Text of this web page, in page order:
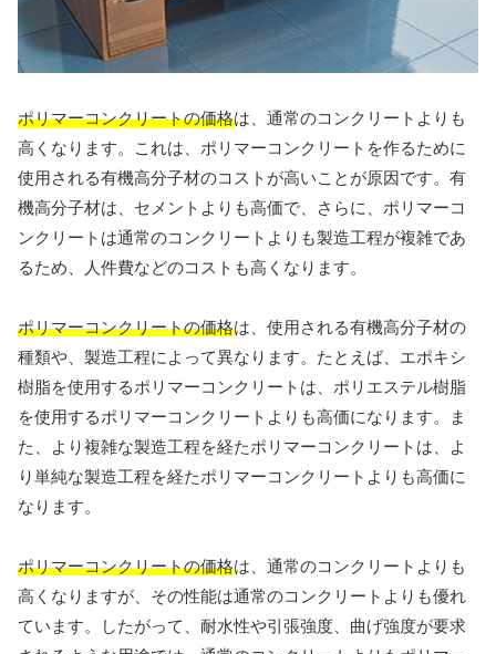
ポリマーコンクリートの価格は、通常のコンクリートよりも
高くなります。これは、ポリマーコンクリートを作るために
使用される有機高分子材のコストが高いことが原因です。有
機高分子材は、セメントよりも高価で、さらに、ポリマーコ
ンクリートは通常のコンクリートよりも製造工程が複雑であ
るため、人件費などのコストも高くなります。
ポリマーコンクリートの価格は、使用される有機高分子材の
種類や、製造工程によって異なります。たとえば、エポキシ
樹脂を使用するポリマーコンクリートは、ポリエステル樹脂
を使用するポリマーコンクリートよりも高価になります。ま
た、より複雑な製造工程を経たポリマーコンクリートは、よ
り単純な製造工程を経たポリマーコンクリートよりも高価に
なります。
ポリマーコンクリートの価格は、通常のコンクリートよりも
高くなりますが、その性能は通常のコンクリートよりも優れ
ています。したがって、耐水性や引張強度、曲げ強度が要求